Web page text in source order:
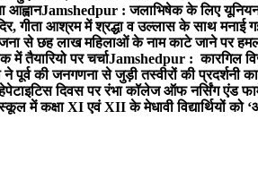
आह्वानJamshedpur : जलाभिषेक के लिए यूनियन
गीता आश्रम में श्रद्धा व उल्लास के साथ मनाई
से छह लाख महिलाओं के नाम काटे जाने पर
में तैयारियो पर चर्चाJamshedpur : कारगिल
की जनगणना से जुड़ी तस्वीरों की प्रदर्शनी
दिवस पर रंभा कॉलेज ऑफ नर्सिंग एंड
में कक्षा XI एवं XII के मेधावी विद्यार्थियों को